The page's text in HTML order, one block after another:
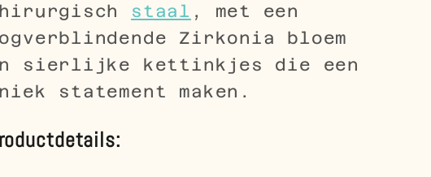
staal , met een
Zirkonia bloem
sierlijke kettinkjes die een
statement maken.